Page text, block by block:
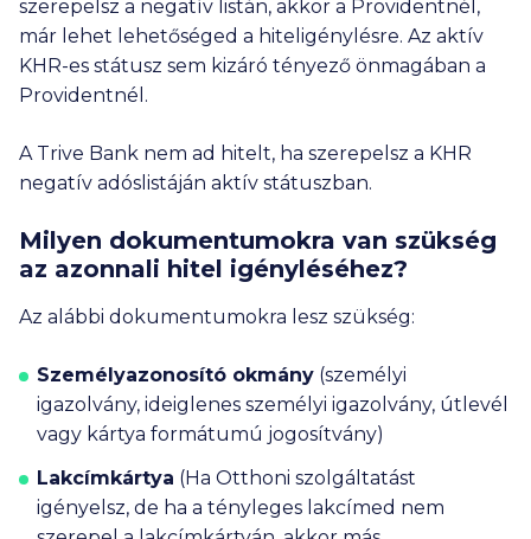
szerepelsz a negatív listán, akkor a Providentnél,
már lehet lehetőséged a hiteligénylésre. Az aktív
KHR-es státusz sem kizáró tényező önmagában a
Providentnél.
A Trive Bank nem ad hitelt, ha szerepelsz a KHR
negatív adóslistáján aktív státuszban.
Milyen dokumentumokra van szükség
az azonnali hitel igényléséhez?
Az alábbi dokumentumokra lesz szükség:
Személyazonosító okmány (személyi
igazolvány, ideiglenes személyi igazolvány, útlevél
vagy kártya formátumú jogosítvány)
Lakcímkártya (Ha Otthoni szolgáltatást
igényelsz, de ha a tényleges lakcímed nem